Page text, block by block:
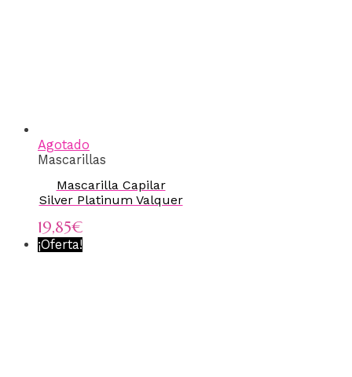
Agotado
Mascarillas
Mascarilla Capilar
Silver Platinum Valquer
19,85€
¡Oferta!